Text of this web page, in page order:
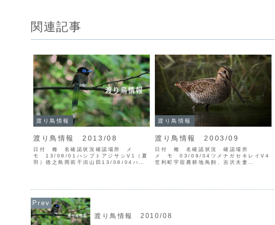
関連記事
渡り鳥情報
渡り鳥情報 2013/08
日付 種 名確認状況確認場所 メ
モ 13/08/01ハシブトアジサシV1（夏
羽）徳之島岡前干潟山田13/08/04ハマ
渡り鳥情報
渡り鳥情報 2003/09
日付 種 名確認状況 確認場所
メ モ 03/09/04ツメナガセキレイV4
笠利町宇宿農耕地鳥飼、吉沢夫妻
渡り鳥情報 2010/08